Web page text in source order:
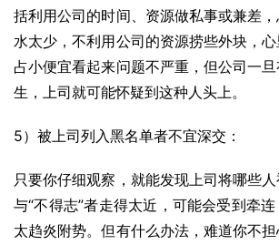
括利用公司的时间、资源做私事或兼差
水太少，不利用公司的资源捞些外块，
占小便宜看起来问题不严重，但公司一
生，上司就可能怀疑到这种人头上。
5）被上司列入黑名单者不宜深交：
只要你仔细观察，就能发现上司将哪些
与“不得志”者走得太近，可能会受到牵
太趋炎附势。但有什么办法，难道你不